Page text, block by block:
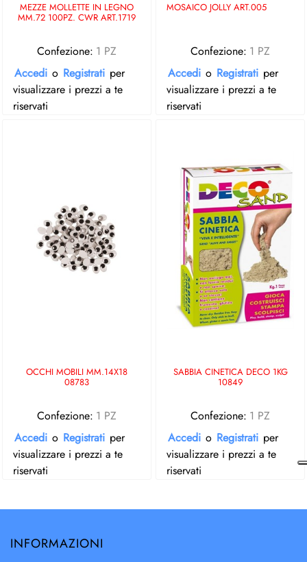
MEZZE MOLLETTE IN LEGNO
MM.72 100PZ. CWR ART.1719
Confezione: 1 PZ
Accedi o Registrati per
visualizzare i prezzi a te
riservati
MOSAICO JOLLY ART.005
Confezione: 1 PZ
Accedi o Registrati per
visualizzare i prezzi a te
riservati
OCCHI MOBILI MM.14X18
08783
Confezione: 1 PZ
Accedi o Registrati per
visualizzare i prezzi a te
riservati
SABBIA CINETICA DECO 1KG
10849
Confezione: 1 PZ
Accedi o Registrati per
visualizzare i prezzi a te
riservati
INFORMAZIONI